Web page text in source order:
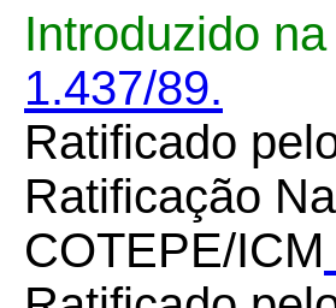
Introduzido
1.437/89.
Ratificado
Ratificação
COTEPE/ICM